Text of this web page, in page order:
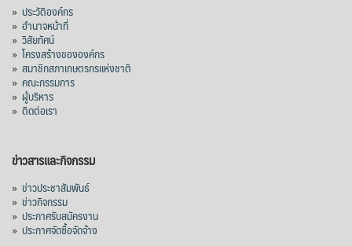
» ประวัติองค์กร
» อำนาจหน้าที่
» วิสัยทัศน์
» โครงสร้างขององค์กร
» สมาชิกสภาเกษตรกรแห่งชาติ
» คณะกรรมการ
» ผู้บริหาร
» ติดต่อเรา
ข่าวสารและกิจกรรม
» ข่าวประชาสัมพันธ์
» ข่าวกิจกรรม
» ประกาศรับสมัครงาน
» ประกาศจัดซื้อจัดจ้าง